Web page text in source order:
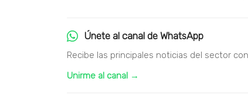
Únete al canal de WhatsApp
Recibe las principales noticias del sector
Unirme al canal →